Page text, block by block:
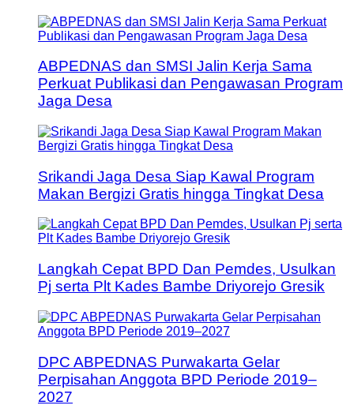
ABPEDNAS dan SMSI Jalin Kerja Sama
Perkuat Publikasi dan Pengawasan Program
Jaga Desa
Srikandi Jaga Desa Siap Kawal Program
Makan Bergizi Gratis hingga Tingkat Desa
Langkah Cepat BPD Dan Pemdes, Usulkan
Pj serta Plt Kades Bambe Driyorejo Gresik
DPC ABPEDNAS Purwakarta Gelar
Perpisahan Anggota BPD Periode 2019–
2027